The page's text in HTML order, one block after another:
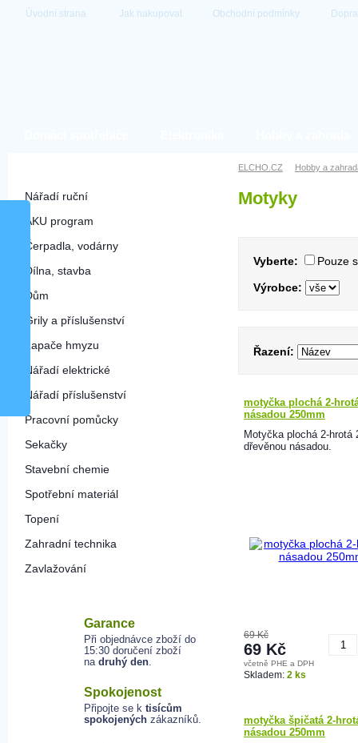
Úvodní strana Jak nakupovat Obchodní podmínky
Nářadí ruční
AKU program
Čerpadla, vodárny
Dílna, stavba
Dům
Grily a příslušenství
Lapače hmyzu
Nářadí elektrické
Nářadí příslušenství
Pracovní pomůcky
Sekačky
Stavební chemie
Spotřební materiál
Topení
Zahradní technika
Zavlažování
Garance
Při objednávce zboží do
15:30 doručení zboží
na druhý den.
Spokojenost
Připojte se k tisícům
spokojených zákazníků.
ELCHO.CZ Hobby a
Motyky
Vyberte: Pouze
Výrobce:
Řazení:
motyčka plochá 2-
násadou 250mm
Motyčka plochá 2-hrotá
dřevěnou násadou.
69 Kč
69 Kč
včetně PHE a DPH
Skladem: 2 ks
motyčka špičatá 2-
násadou 250mm